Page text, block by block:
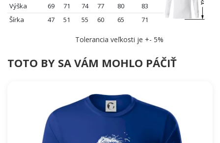
Výška 69 71 74 77 80
83
Šírka
47 51 55 60 65 71
Tolerancia veľkosti je +- 5%
TOTO BY SA VÁM MOHLO PÁČIŤ